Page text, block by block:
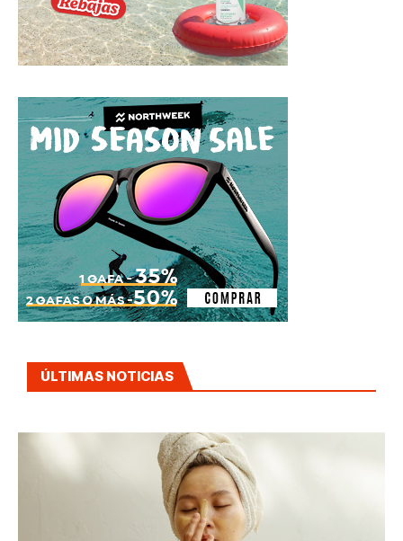
ÚLTIMAS NOTICIAS